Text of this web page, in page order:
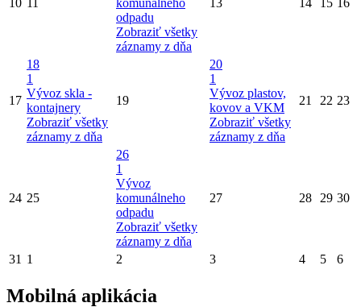
odpadu
Zobraziť všetky
záznamy z dňa
17
18
1
Vývoz skla -
kontajnery
Zobraziť všetky
záznamy z dňa
19
20
1
Vývoz plastov,
kovov a VKM
Zobraziť všetky
záznamy z dňa
21 22 23
24 25
26
1
Vývoz
komunálneho
odpadu
Zobraziť všetky
záznamy z dňa
27 28 29 30
31 1 2 3 4 5 6
Mobilná aplikácia